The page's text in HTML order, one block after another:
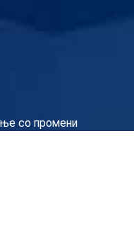
со промени